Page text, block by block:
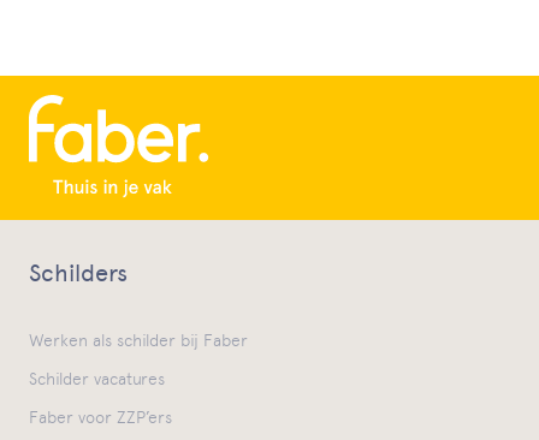
Schilders
Werken als schilder bij Faber
Schilder vacatures
Faber voor ZZP’ers